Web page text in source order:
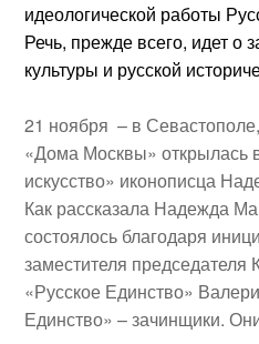
идеологической работы
Речь, прежде всего, идет о
культуры и русской
21 ноября – в
«Дома Москвы» открылась
искусство» иконописца
Как рассказала Надежда
состоялось благодаря
заместителя председателя
«Русское Единство»
Единство» – зачинщики.